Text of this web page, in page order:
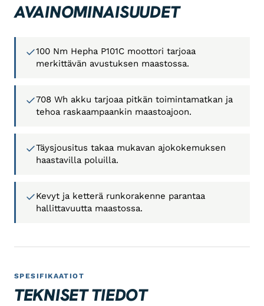
AVAINOMINAISUUDET
100 Nm Hepha P101C moottori tarjoaa
merkittävän avustuksen maastossa.
708 Wh akku tarjoaa pitkän toimintamatkan ja
tehoa raskaampaankin maastoajoon.
Täysjousitus takaa mukavan ajokokemuksen
haastavilla poluilla.
Kevyt ja ketterä runkorakenne parantaa
hallittavuutta maastossa.
SPESIFIKAATIOT
TEKNISET TIEDOT